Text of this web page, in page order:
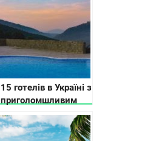
15 готелів в Україні з
приголомшливим
краєвидом з вікна